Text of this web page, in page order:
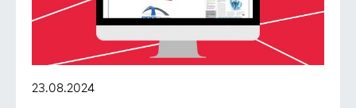
23.08.2024